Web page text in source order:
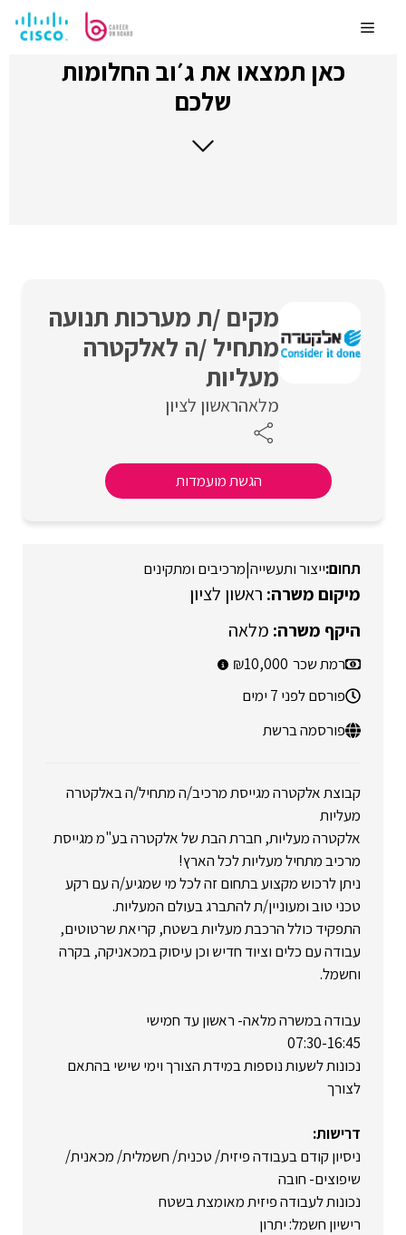
לתוכןMenu
כאן תמצאו את ג׳וב החלומות
שלכם
מקים /ת מערכות תנועה
מתחיל /ה לאלקטרה
מעליות
מלאהראשון לציון
הגשת מועמדות
ייצור ותעשייה|מרכיבים ומתקינים
ראשון לציון
מלאה
רמת שכר 10,000
פורסם לפני 7 ימים
פורסמה ברשת
קבוצת אלקטרה מגייסת מרכיב/ה מתחיל/ה באלקטרה
מעליות
אלקטרה מעליות, חברת הבת של אלקטרה בע"מ מגייסת
מרכיב מתחיל מעליות לכל הארץ!
ניתן לרכוש מקצוע בתחום זה לכל מי שמגיע/ה עם רקע
טכני טוב ומעוניין/ת להתברג בעולם המעליות.
התפקיד כולל הרכבת מעליות בשטח, קריאת שרטוטים,
עבודה עם כלים וציוד חדיש וכן עיסוק במכאניקה, בקרה
וחשמל.
עבודה במשרה מלאה- ראשון עד חמישי
07:30-16:45
נכונות לשעות נוספות במידת הצורך וימי שישי בהתאם
לצורך
דרישות:
ניסיון קודם בעבודה פיזית/ טכנית/ חשמלית/ מכאנית/
שיפוצים- חובה
נכונות לעבודה פיזית מאומצת בשטח
רישיון חשמל: יתרון